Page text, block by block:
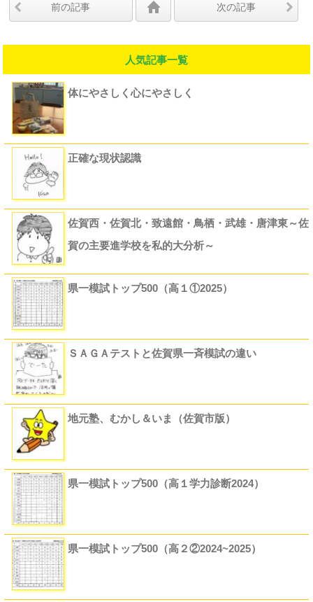
前の記事 次の記事
人気記事一覧
体にやさしく心にやさしく
正確な現状認識
佐賀西・佐賀北・致遠館・鳥栖・武雄・唐津東～佐
賀の主要進学校を私的大分析～
県一模試トップ500（高１①2025）
ＳＡＧＡテストと佐賀県一斉模試の違い
地元塾、むかし＆いま（佐賀市版）
県一模試トップ500（高１学力診断2024）
県一模試トップ500（高２②2024~2025）